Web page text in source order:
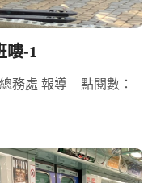
嘍-1
務處 報導
點閱數：